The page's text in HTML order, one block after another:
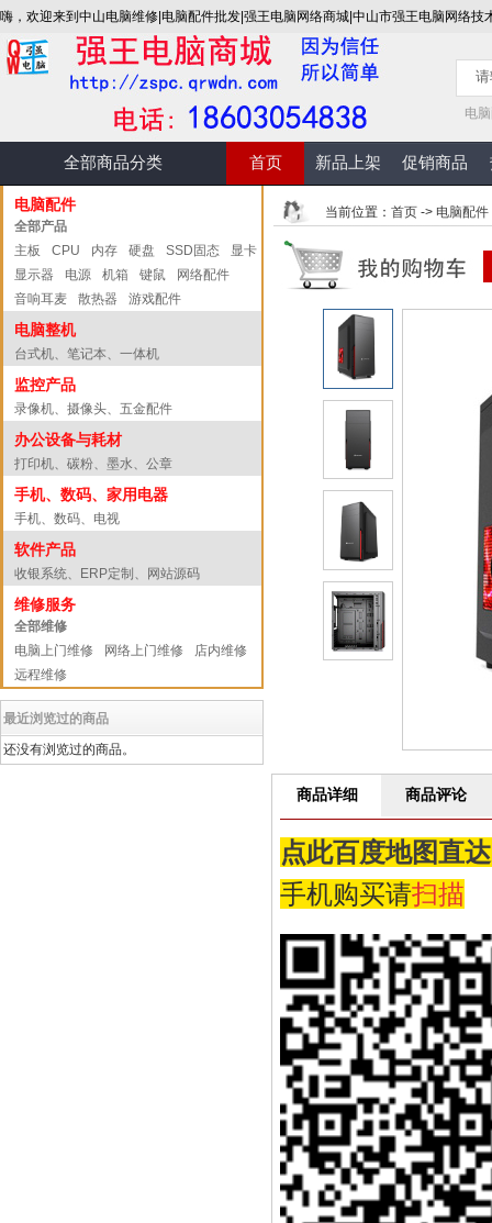
嗨，欢迎来到中山电脑维修|电脑配件批发|强王电脑网络商城|中山市强王电脑网络技
电
全部商品分类 首页 新品上架 促销商品
电脑配件
全部产品
主板
CPU 内存 硬盘 SSD固态
显卡
显示器
电源 机箱 键鼠
网络配件
音响耳麦
散热器 游戏配件
电脑整机
台式机、笔记本、一体机
监控产品
录像机、摄像头、五金配件
办公设备与耗材
打印机、碳粉、墨水、公章
手机、数码、家用电器
手机、数码、电视
软件产品
收银系统、ERP定制、网站源码
维修服务
全部维修
电脑上门维修
网络上门维修
店内维修
远程维修
最近浏览过的商品
还没有浏览过的商品。
当前位置： 首页 -> 电脑配件
商品详细 商品评论
点此百度地图直达
手机购买请扫描